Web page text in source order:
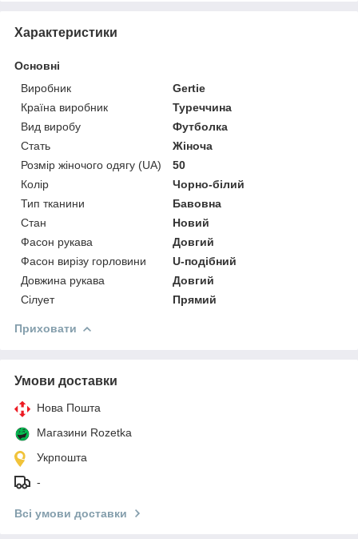
Характеристики
Основні
Виробник
Gertie
Країна виробник
Туреччина
Вид виробу
Футболка
Стать
Жіноча
Розмір жіночого одягу (UA)
50
Колір
Чорно-білий
Тип тканини
Бавовна
Стан
Новий
Фасон рукава
Довгий
Фасон вирізу горловини
U-подібний
Довжина рукава
Довгий
Сілует
Прямий
Приховати
Умови доставки
Нова Пошта
Магазини Rozetka
Укрпошта
-
Всі умови доставки